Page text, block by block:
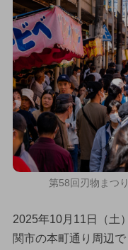
第58回刃物まつ
2025年10月11日（土
関市の本町通り周辺